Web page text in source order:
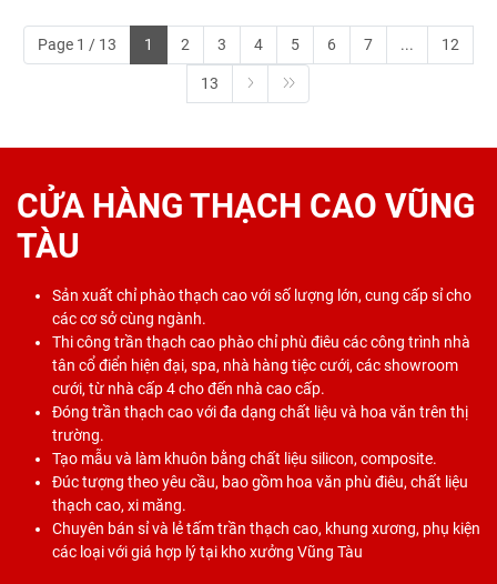
Page 1 / 13 1 2 3 4 5 6 7 ... 12
13
CỬA HÀNG THẠCH CAO VŨNG
TÀU
Sản xuất chỉ phào thạch cao với số lượng lớn, cung cấp sỉ cho
các cơ sở cùng ngành.
Thi công trần thạch cao phào chỉ phù điêu các công trình nhà
tân cổ điển hiện đại, spa, nhà hàng tiệc cưới, các showroom
cưới, từ nhà cấp 4 cho đến nhà cao cấp.
Đóng trần thạch cao với đa dạng chất liệu và hoa văn trên thị
trường.
Tạo mẫu và làm khuôn bằng chất liệu silicon, composite.
Đúc tượng theo yêu cầu, bao gồm hoa văn phù điêu, chất liệu
thạch cao, xi măng.
Chuyên bán sỉ và lẻ tấm trần thạch cao, khung xương, phụ kiện
các loại với giá hợp lý tại kho xưởng Vũng Tàu